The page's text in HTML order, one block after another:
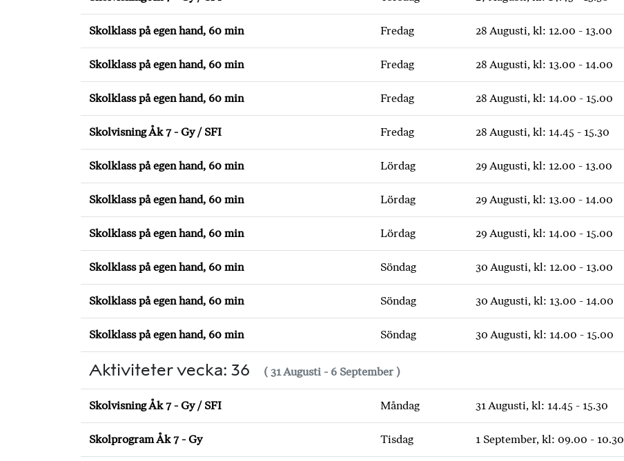
Skolklass på egen hand, 60 min Fredag 28 Augusti, kl: 12.00 - 13.00
Skolklass på egen hand, 60 min Fredag 28 Augusti, kl: 13.00 - 14.00
Skolklass på egen hand, 60 min Fredag 28 Augusti, kl: 14.00 - 15.00
Skolvisning Åk 7 - Gy / SFI Fredag 28 Augusti, kl: 14.45 - 15.30
Skolklass på egen hand, 60 min Lördag 29 Augusti, kl: 12.00 - 13.00
Skolklass på egen hand, 60 min Lördag 29 Augusti, kl: 13.00 - 14.00
Skolklass på egen hand, 60 min Lördag 29 Augusti, kl: 14.00 - 15.00
Skolklass på egen hand, 60 min Söndag 30 Augusti, kl: 12.00 - 13.00
Skolklass på egen hand, 60 min Söndag 30 Augusti, kl: 13.00 - 14.00
Skolklass på egen hand, 60 min Söndag 30 Augusti, kl: 14.00 - 15.00
Aktiviteter vecka: 36 ( 31 Augusti - 6 September )
Skolvisning Åk 7 - Gy / SFI Måndag 31 Augusti, kl: 14.45 - 15.30
Skolprogram Åk 7 - Gy Tisdag 1 September, kl: 09.00 - 10.30